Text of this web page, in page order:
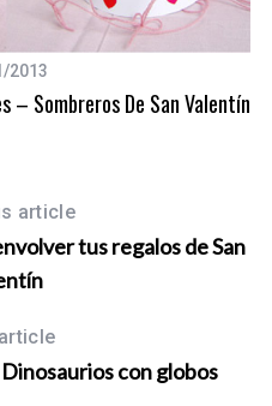
2013
– Sombreros De San Valentín
article
tus regalos de San
con globos